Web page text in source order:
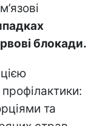
блокади.
та